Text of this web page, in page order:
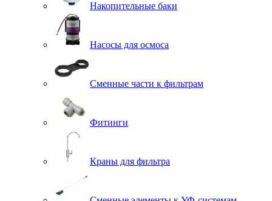
Накопительные баки
Насосы для осмоса
Сменные части к фильтрам
Фитинги
Краны для фильтра